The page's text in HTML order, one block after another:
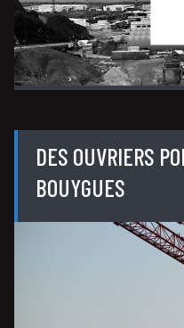
DES OUVRIERS
BOUYGUES